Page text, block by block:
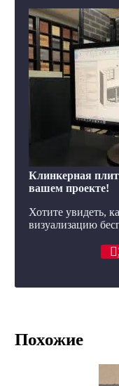
Клинкерная
вашем проекте!
Хотите увидеть,
визуализацию
Похожие